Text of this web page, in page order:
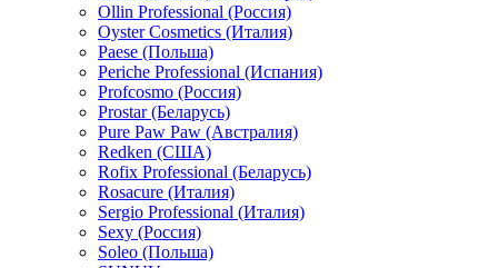
Ollin Professional (Россия)
Oyster Cosmetics (Италия)
Paese (Польша)
Periche Professional (Испания)
Profcosmo (Россия)
Prostar (Беларусь)
Pure Paw Paw (Австралия)
Redken (США)
Rofix Professional (Беларусь)
Rosacure (Италия)
Sergio Professional (Италия)
Sexy (Россия)
Soleo (Польша)